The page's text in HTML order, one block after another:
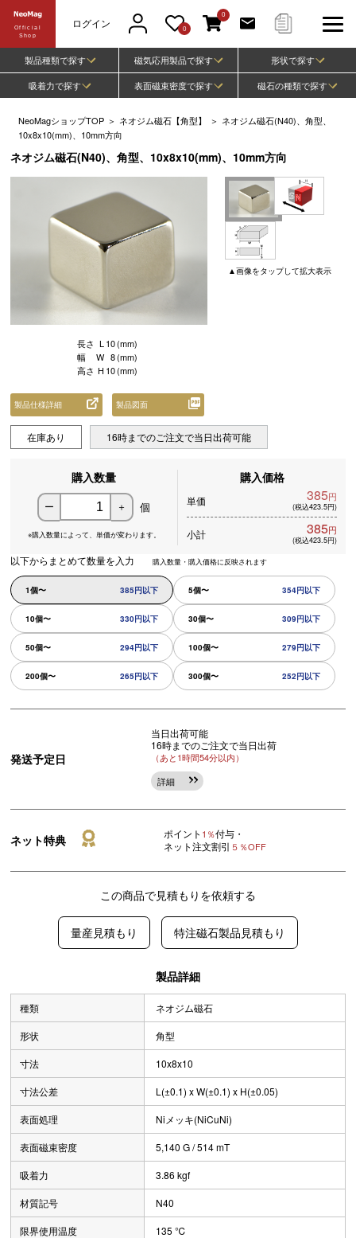
Official
Shop
ログイン 0
0
製品種類で探す 磁気応用製品で探す
形状で探す
吸着力で探す
表面磁束密度で探す 磁石の種類で探す
NeoMagショップTOP ＞ ネオジム磁石【角型】 ＞ ネオジム磁石(N40)、角型、
10x8x10(mm)、10mm方向
ネオジム磁石(N40)、角型、10x8x10(mm)、10mm方向
▲画像をタップして拡大表示
長さ L 10(mm)
幅
W 8(mm)
高さ H 10(mm)
製品仕様詳細 製品図面
在庫あり 16時までのご注文で当日出荷可能
購入数量
ー ＋ 個
※購入数量によって、 単価が変わります。
購入価格
単価 385円
(税込423.5円)
小計 385円
(税込423.5円)
以下からまとめて数量を入力 購入数量・購入価格に反映されます
1個〜 385円以下 5個〜 354円以下
10個〜 330円以下 30個〜 309円以下
50個〜 294円以下 100個〜 279円以下
200個〜 265円以下 300個〜 252円以下
発送予定日
当日出荷可能
16時までのご注文で当日出荷
（あと1時間54分以内）
詳細
ネット特典 ポイント 1％付与・
ネット注文割引 ５％OFF
この商品で見積もりを依頼する
量産見積もり 特注磁石製品見積もり
製品詳細
種類 ネオジム磁石
形状 角型
寸法 10x8x10
寸法公差 L(±0.1) x W(±0.1) x H(±0.05)
表面処理 Niメッキ(NiCuNi)
表面磁束密度 5,140 G / 514 mT
吸着力 3.86 kgf
材質記号 N40
限界使用温度 135 ℃